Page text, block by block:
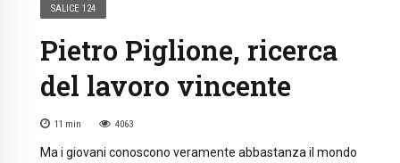
SALICE 124
Pietro Piglione, ricerca
del lavoro vincente
11 min 4063
Ma i giovani conoscono veramente abbastanza il mondo